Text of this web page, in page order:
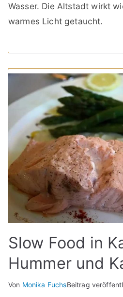
Wasser. Die Altstadt wirkt
warmes Licht getaucht.
Slow Food in
Hummer und
Von Monika FuchsBeitrag